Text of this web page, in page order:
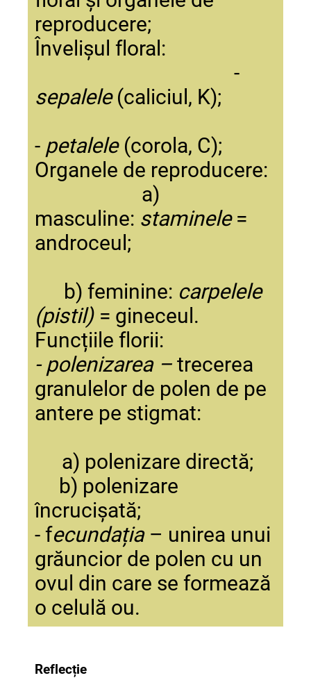
reproducere;
Învelișul floral:
-
sepalele(caliciul, K);
- petalele (corola, C);
Organele de reproducere:
a)
masculine: staminele=
androceul;
b) feminine: carpelele
(pistil) = gineceul.
Funcțiile florii:
- polenizarea – trecerea
granulelor de polen de pe
antere pe stigmat:
a) polenizare directă;
b) polenizare
încrucișată;
- fecundația – unirea unui
grăuncior de polen cu un
ovul din care se formează
o celulă ou.
Reflecție